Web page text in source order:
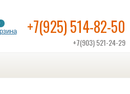
+7(925) 514-82-50
+7(903) 521-24-29